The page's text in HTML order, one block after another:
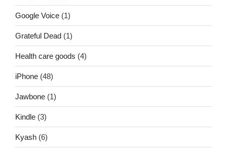
Google Voice (1)
Grateful Dead (1)
Health care goods (4)
iPhone (48)
Jawbone (1)
Kindle (3)
Kyash (6)